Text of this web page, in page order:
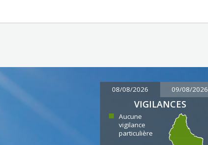
08/08/2026 09/08/2026
VIGILANCES
Aucune
vigilance
particulière